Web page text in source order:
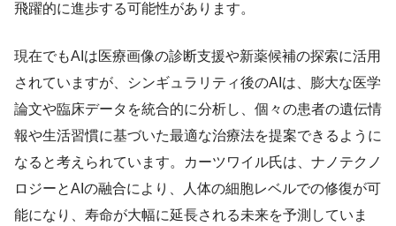
飛躍的に進歩する可能性があります。
現在でもAIは医療画像の診断支援や新薬候補の探索に活用
されていますが、シンギュラリティ後のAIは、膨大な医学
論文や臨床データを統合的に分析し、個々の患者の遺伝情
報や生活習慣に基づいた最適な治療法を提案できるように
なると考えられています。カーツワイル氏は、ナノテクノ
ロジーとAIの融合により、人体の細胞レベルでの修復が可
能になり、寿命が大幅に延長される未来を予測していま